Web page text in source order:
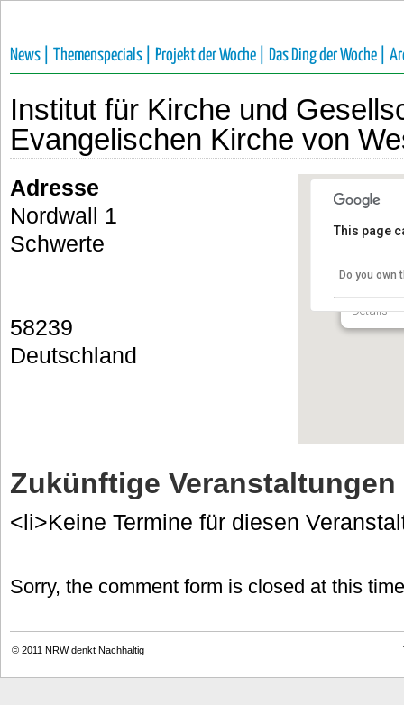
News | Themenspecials | Projekt der Woche | Das Ding der Woche |
Institut für Kirche und
Evangelischen Kirche von
Institut
Nordwall
Details
This page
Do you own
Adresse
Nordwall 1
Schwerte
58239
Deutschland
Zukünftige Veranstaltungen
<li>Keine Termine für diesen
Sorry, the comment form is closed at this
© 2011 NRW denkt Nachhaltig